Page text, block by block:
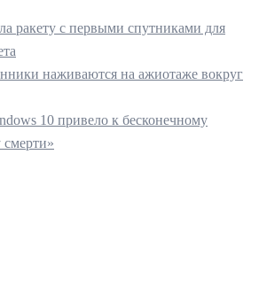
ракету с первыми спутниками для
наживаются на ажиотаже вокруг
10 привело к бесконечному
смерти»